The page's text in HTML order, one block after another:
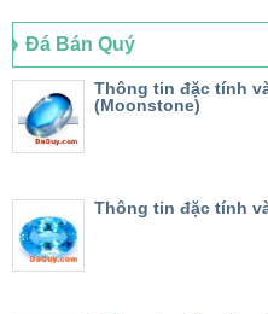
Đá Bán Quý
Thông tin đặc tính
(Moonstone)
Thông tin đặc tính